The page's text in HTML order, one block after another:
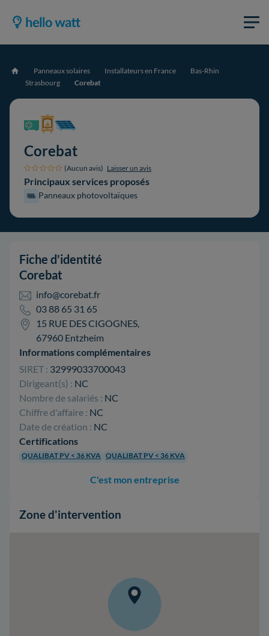
Accueil Panneaux solaires Installateurs en France
Bas-Rhin
Strasbourg
Corebat
Corebat
(Aucun avis) Laisser un avis
Principaux services proposés
Panneaux photovoltaïques
Fiche d'identité
Corebat
info@corebat.fr
03 88 65 31 65
15 RUE DES CIGOGNES,
67960 Entzheim
Informations complémentaires
SIRET : 32999033700043
Dirigeant(s) : NC
Nombre de salariés : NC
Chiffre d'affaire : NC
Date de création : NC
Certifications
QUALIBAT PV < 36 KVA QUALIBAT PV < 36 KVA
C'est mon entreprise
Zone d'intervention